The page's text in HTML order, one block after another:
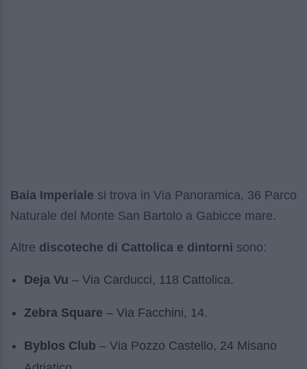
Baia Imperiale si trova in Via Panoramica, 36 Parco
Naturale del Monte San Bartolo a Gabicce mare.
Altre discoteche di Cattolica e dintorni sono:
Deja Vu – Via Carducci, 118 Cattolica.
Zebra Square – Via Facchini, 14.
Byblos Club – Via Pozzo Castello, 24 Misano